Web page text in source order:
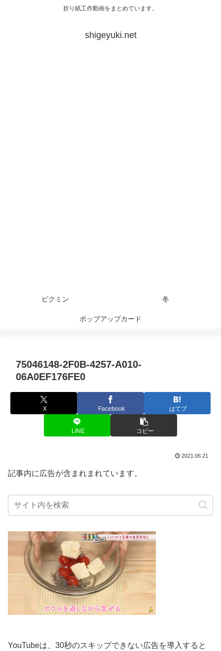
折り紙工作動画をまとめています。
shigeyuki.net
ピクミン 冬
ポップアップカード
75046148-2F0B-4257-A010-
06A0EF176FE0
X Facebook はてブ
LINE コピー
2021.06.21
記事内に広告が含まれまれています。
YouTubeは、30秒のスキップできない広告を導入すると